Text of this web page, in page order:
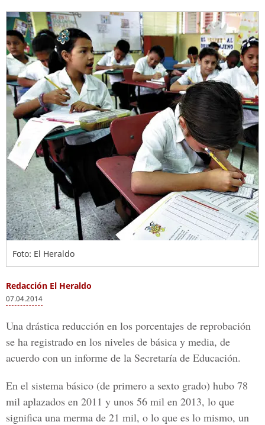
Foto: El Heraldo
Redacción El Heraldo
07.04.2014
Una drástica reducción en los porcentajes de reprobación
se ha registrado en los niveles de básica y media, de
acuerdo con un informe de la Secretaría de Educación.
En el sistema básico (de primero a sexto grado) hubo 78
mil aplazados en 2011 y unos 56 mil en 2013, lo que
significa una merma de 21 mil, o lo que es lo mismo, un